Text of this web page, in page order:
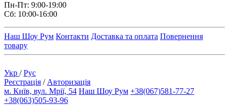
Пн-Пт: 9:00-19:00
Сб: 10:00-16:00
Наш Шоу Рум Контакти Доставка та оплата Повернення
товару
Укр /Рус
Реєстрація / Авторизація
м. Київ, вул. Мрії, 54 Наш Шоу Рум +38(067)581-77-27
+38(063)505-93-96